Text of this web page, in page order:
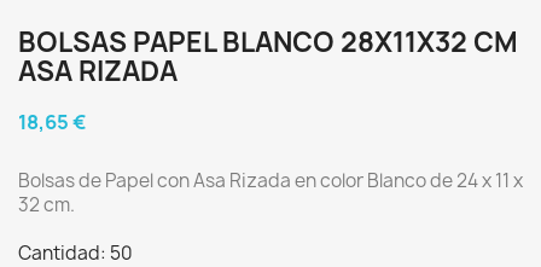
BOLSAS PAPEL BLANCO 28X11X32 CM
ASA RIZADA
18,65 €
Bolsas de Papel con Asa Rizada en color Blanco de 24 x 11 x
32 cm.
Cantidad: 50